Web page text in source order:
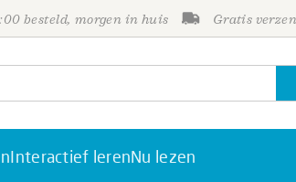
besteld, morgen in huis Gratis
Interactief lerenNu lezen